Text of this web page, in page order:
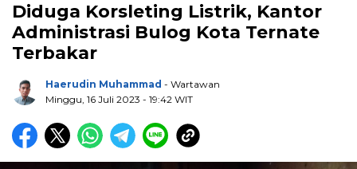
Diduga Korsleting Listrik, Kantor
Administrasi Bulog Kota Ternate
Terbakar
Haerudin Muhammad - Wartawan
Minggu, 16 Juli 2023 - 19:42 WIT